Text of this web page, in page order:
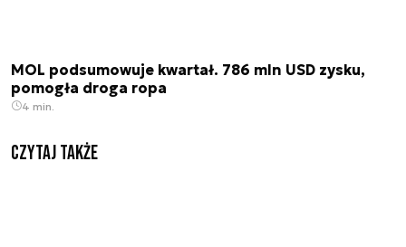
MOL podsumowuje kwartał. 786 mln USD zysku,
pomogła droga ropa
4 min.
Czytaj także